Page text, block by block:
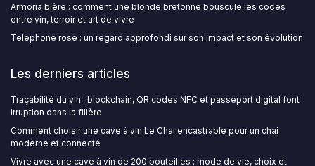
Armoria bière : comment une blonde bretonne bouscule les codes
entre vin, terroir et art de vivre
Telephone rose : un regard approfondi sur son impact et son évolution
Les derniers articles
Traçabilité du vin : blockchain, QR codes NFC et passeport digital font
irruption dans la filière
Comment choisir une cave à vin Le Chai encastrable pour un chai
moderne et connecté
Vivre avec une cave à vin de 200 bouteilles : mode de vie, choix et